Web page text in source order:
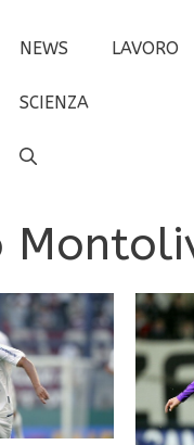
NEWS LAVORO
SCIENZA